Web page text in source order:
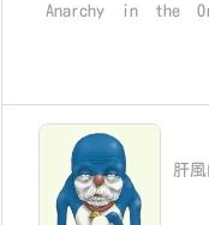
Anarchy in the
肝